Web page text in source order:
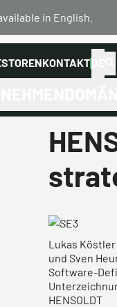
in English.
KONTAKT
Lukas Köstler
und Sven
Software-
HENSOLDT